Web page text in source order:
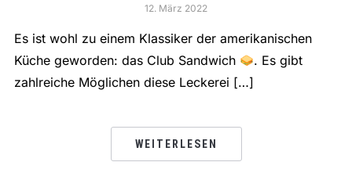
12. März 2022
Es ist wohl zu einem Klassiker der amerikanischen
Küche geworden: das Club Sandwich
. Es gibt
zahlreiche Möglichen diese Leckerei […]
WEITERLESEN